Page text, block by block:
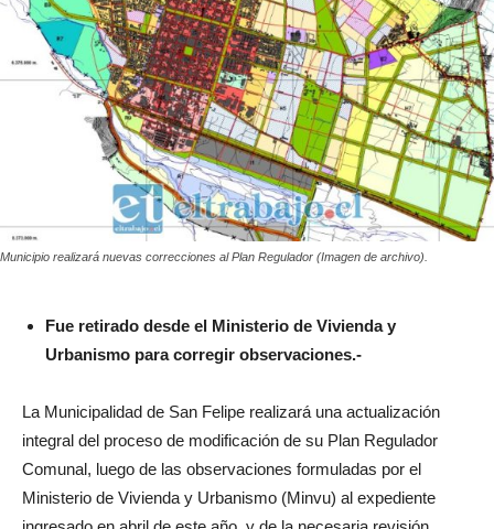
Municipio realizará nuevas correcciones al Plan Regulador (Imagen de archivo).
Fue retirado desde el Ministerio de Vivienda y
Urbanismo para corregir observaciones.-
La Municipalidad de San Felipe realizará una actualización
integral del proceso de modificación de su Plan Regulador
Comunal, luego de las observaciones formuladas por el
Ministerio de Vivienda y Urbanismo (Minvu) al expediente